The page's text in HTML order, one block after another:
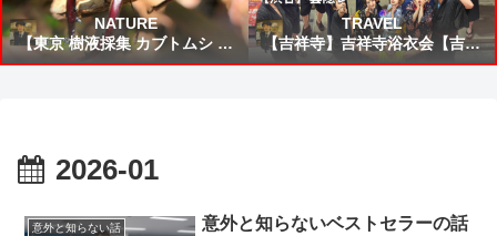
NATURE
【東京 樹液採集 カブトムシ ク
ワガタムシ】2025年
TRAVEL
【吉祥寺】吉祥寺浴衣会【吉祥
寺】キチジョージえんにち【渋
2026-01
意外と知らない話 意外と知らないベストセラーの話